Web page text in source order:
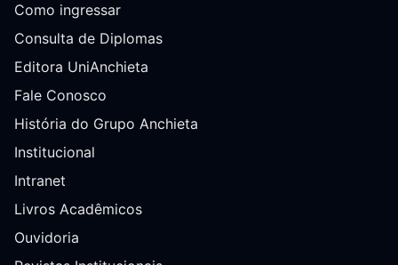
Como ingressar
Consulta de Diplomas
Editora UniAnchieta
Fale Conosco
História do Grupo Anchieta
Institucional
Intranet
Livros Acadêmicos
Ouvidoria